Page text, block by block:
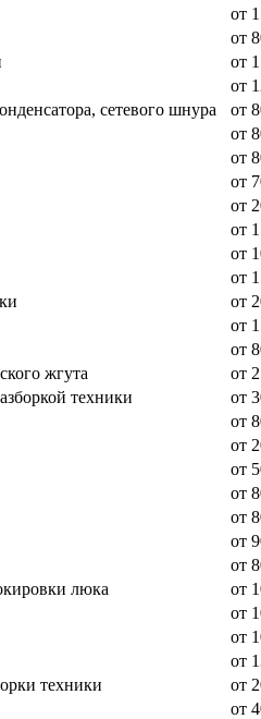
от
от
от
от
сетевого шнура
от
от
от
от
от
от
от
от
от
от
от
жгута
от
техники
от
от
от
от
от
от
от
от
люка
от
от
от
от
техники
от
от